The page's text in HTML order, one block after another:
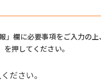
」欄に必要事項をご入力の
を押してください。
ださい。